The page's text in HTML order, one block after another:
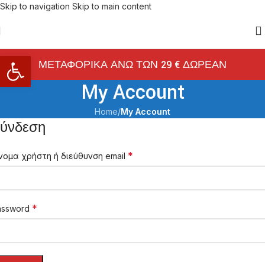
Skip to navigation Skip to main content
ΜΕΤΑΦΟΡΙΚΑ ΑΝΩ ΤΩΝ 29 € ΔΩΡΕΑΝ
My Account
Home/My Account
χρήστη ή διεύθυνση email *
*
Ανοίξτε τη γραμμή εργαλείων